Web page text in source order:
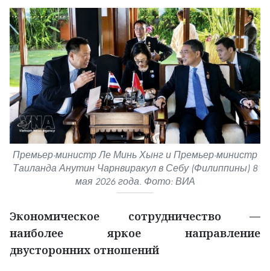
Премьер-министр Ле Минь Хынг и Премьер-министр
Таиланда Анутин Чарнвиракул в Себу (Филиппины) 8
мая 2026 года. Фото: ВИА
Экономическое сотрудничество —
наиболее яркое направление
двусторонних отношений